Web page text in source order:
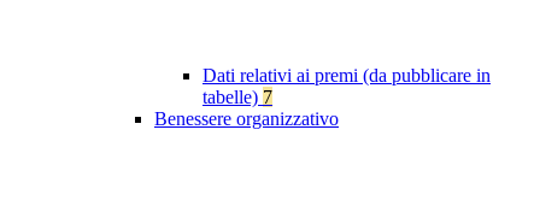
Dati relativi ai premi (da pubblicare in
tabelle) 7
Benessere organizzativo